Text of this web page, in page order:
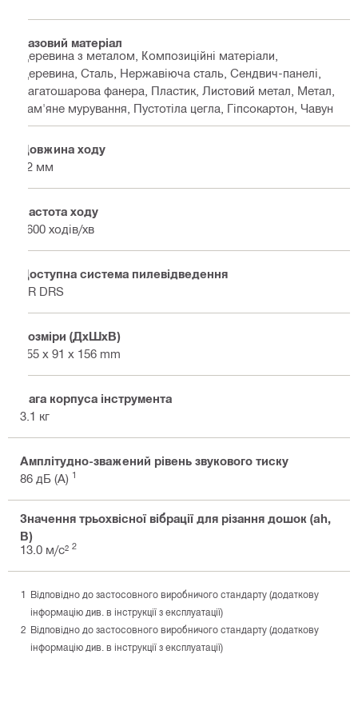
Базовий матеріал
Деревина з металом, Композиційні матеріали,
Деревина, Сталь, Нержавіюча сталь, Сендвич-панелі,
Багатошарова фанера, Пластик, Листовий метал, Метал,
Кам'яне мурування, Пустотіла цегла, Гіпсокартон, Чавун
Довжина ходу
32 мм
Частота ходу
2600 ходів/хв
Доступна система пилевідведення
SR DRS
Розміри (ДхШхВ)
455 x 91 x 156 mm
Вага корпуса інструмента
3.1 кг
Амплітудно-зважений рівень звукового тиску
86 дБ (A) 1
Значення трьохвісної вібрації для різання дошок (ah,
B)
13.0 м/с² 2
Відповідно до застосовного виробничого стандарту (додаткову
інформацію див. в інструкції з експлуатації)
Відповідно до застосовного виробничого стандарту (додаткову
інформацію див. в інструкції з експлуатації)